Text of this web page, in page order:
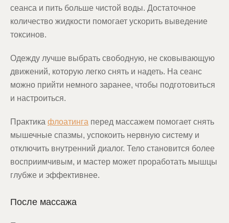
сеанса и пить больше чистой воды. Достаточное
количество жидкости помогает ускорить выведение
токсинов.
Одежду лучше выбрать свободную, не сковывающую
движений, которую легко снять и надеть. На сеанс
можно прийти немного заранее, чтобы подготовиться
и настроиться.
Практика флоатинга перед массажем помогает снять
мышечные спазмы, успокоить нервную систему и
отключить внутренний диалог. Тело становится более
восприимчивым, и мастер может проработать мышцы
глубже и эффективнее.
После массажа